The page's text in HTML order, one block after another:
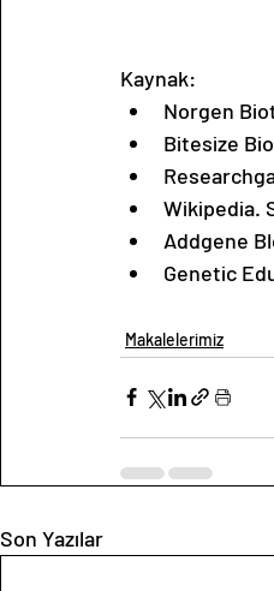
Kaynak:
Norgen
Bitesize
Wikipedia.
Addgene
Genetic
Makalelerimiz
Son Yazılar